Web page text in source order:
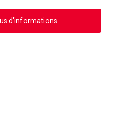
d'informations